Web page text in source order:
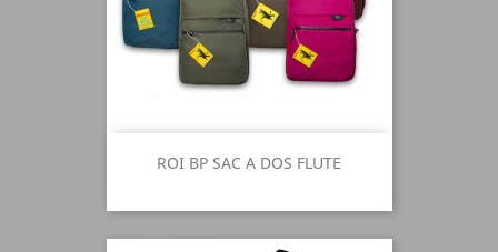
ROI BP SAC A DOS FLUTE